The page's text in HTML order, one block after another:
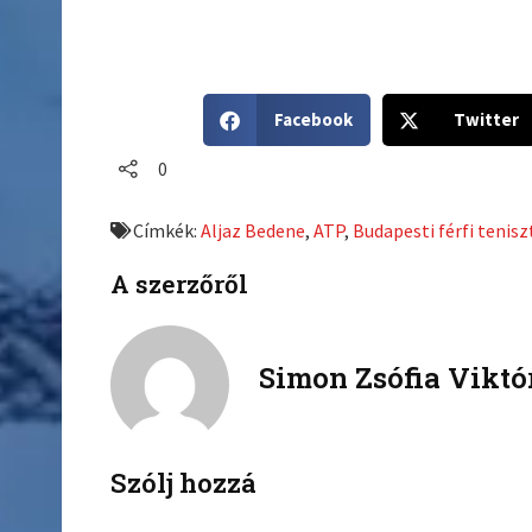
h
o
f
b
Facebook
h
o
t
t
Twitter
0
Címkék:Aljaz Bedene,ATP, Budapesti férfi
A szerzőről
Simon Zsófia
Szólj hozzá